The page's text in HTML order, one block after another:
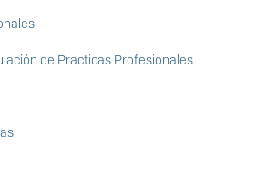
de Practicas Profesionales